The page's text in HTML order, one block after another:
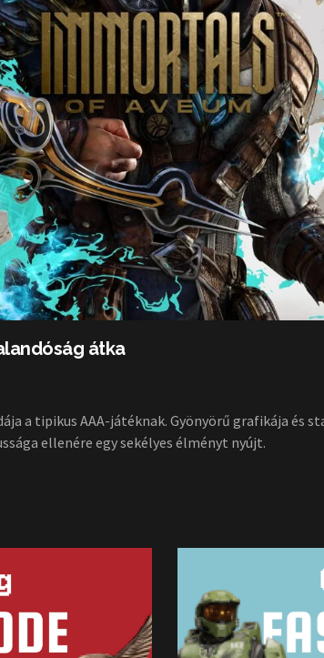
átka
a tipikus AAA-játéknak. Gyönyörű grafikája és
ellenére egy sekélyes élményt nyújt.